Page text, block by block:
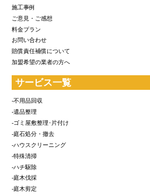
施工事例
ご意見・ご感想
料金プラン
お問い合わせ
賠償責任補償について
加盟希望の業者の方へ
サービス一覧
-不用品回収
-遺品整理
-ゴミ屋敷整理･片付け
-庭石処分・撤去
-ハウスクリーニング
-特殊清掃
-ハチ駆除
-庭木伐採
-庭木剪定